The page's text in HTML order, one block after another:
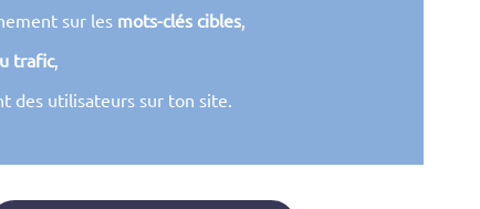
sur les mots-clés cibles,
trafic,
des utilisateurs sur ton site.